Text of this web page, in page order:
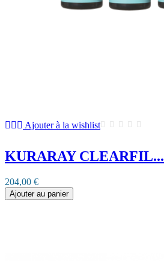
Ajouter à la wishlist
KURARAY CLEARFIL...
204,00 €
Ajouter au panier